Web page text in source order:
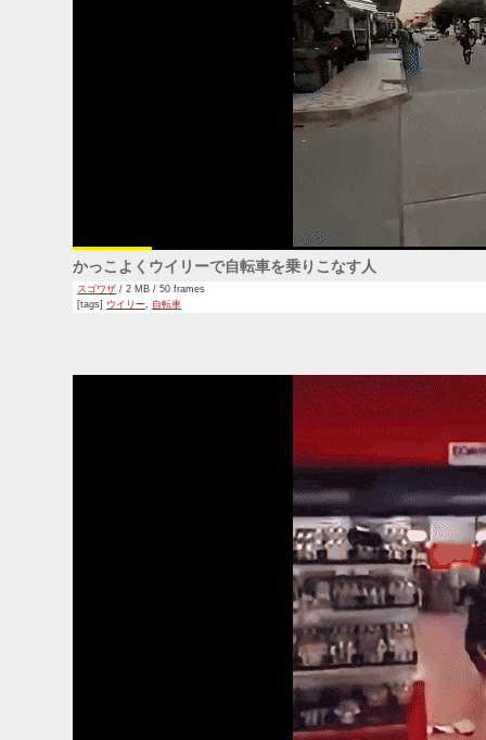
かっこよくウイリーで自転車を乗りこなす人
スゴワザ / 2 MB / 50 frames
[tags] ウイリー, 自転車